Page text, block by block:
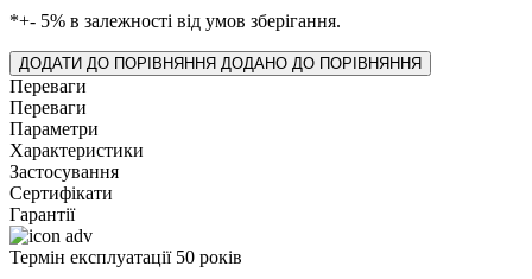
*+- 5% в залежності від умов зберігання.
ДОДАТИ ДО ПОРІВНЯННЯ ДОДАНО ДО ПОРІВНЯННЯ
Переваги
Переваги
Параметри
Характеристики
Застосування
Сертифікати
Гарантії
Термін експлуатації 50 років